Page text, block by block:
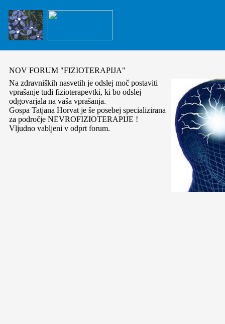
NOV FORUM "FIZIOTERAPIJA"
Na zdravniških nasvetih je odslej moč postaviti
vprašanje tudi fizioterapevtki, ki bo odslej
odgovarjala na vaša vprašanja.
Gospa Tatjana Horvat je še posebej specializirana
za področje NEVROFIZIOTERAPIJE !
Vljudno vabljeni v odprt forum.